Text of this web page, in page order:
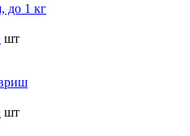
до 1 кг
шт
шт